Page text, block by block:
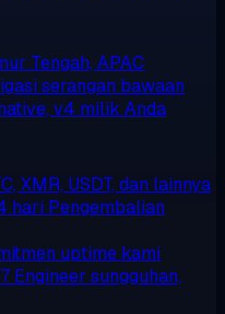
Tengah, APAC
serangan bawaan
v4 milik Anda
XMR, USDT, dan lainnya
hari Pengembalian
uptime kami
Engineer sungguhan,